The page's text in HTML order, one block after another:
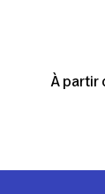
À partir